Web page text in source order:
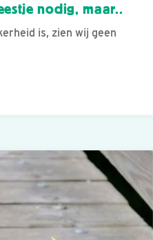
nodig, maar..
is, zien wij geen